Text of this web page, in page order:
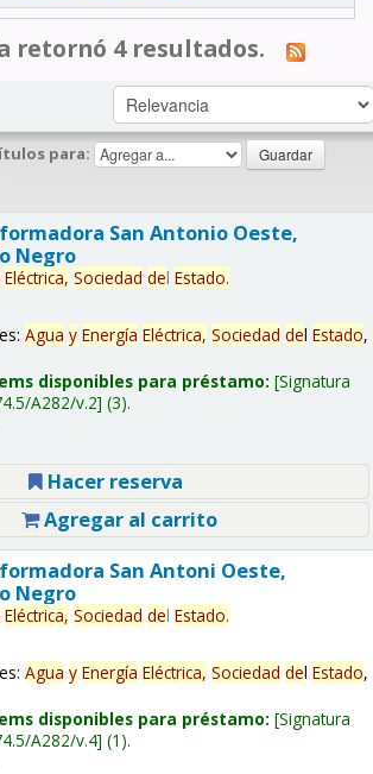
retornó 4 resultados.
para:
San Antonio Oeste,
Negro
Eléctrica, Sociedad del Estado.
Agua y Energía Eléctrica, Sociedad del Estado,
disponibles para préstamo: Signatura
A282/v.2 (3).
Hacer reserva
Agregar al carrito
San Antoni Oeste,
Negro
Eléctrica, Sociedad del Estado.
Agua y Energía Eléctrica, Sociedad del Estado,
disponibles para préstamo: Signatura
A282/v.4 (1).